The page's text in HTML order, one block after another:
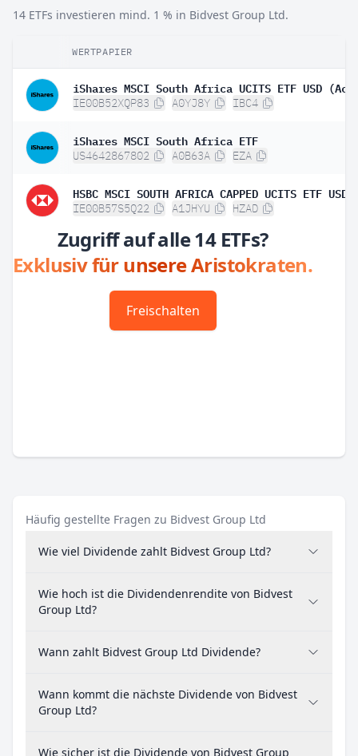
14 ETFs investieren mind. 1 % in Bidvest Group Ltd.
WERTPAPIER
iShares MSCI South Africa UCITS ETF USD
IE00B52XQP83 A0YJ8Y IBC4
iShares MSCI South Africa ETF
US4642867802 A0B63A EZA
HSBC MSCI SOUTH AFRICA CAPPED UCITS ETF USD
IE00B57S5Q22 A1JHYU HZAD
Zugriff auf alle 14 ETFs?
Exklusiv für unsere Aristokraten.
Freischalten
Häufig gestellte Fragen zu Bidvest Group Ltd
Wie viel Dividende zahlt Bidvest Group Ltd?
Wie hoch ist die Dividendenrendite von Bidvest
Group Ltd?
Wann zahlt Bidvest Group Ltd Dividende?
Wann kommt die nächste Dividende von Bidvest
Group Ltd?
Wie sicher ist die Dividende von Bidvest Group